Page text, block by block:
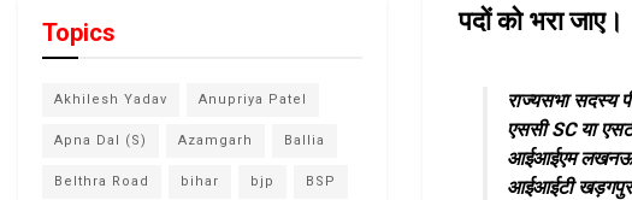
पदों को भरा जाए।
राज्यसभा सदस्य
एससी SC या
आईआईएम लखनऊ
आईआईटी खड़गपुर
Topics
Akhilesh Yadav Anupriya Patel
Apna Dal (S) Azamgarh Ballia
Belthra Road bihar bjp BSP